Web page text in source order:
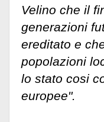
Velino che il
generazioni
ereditato e
popolazioni
lo stato cosi
europee".